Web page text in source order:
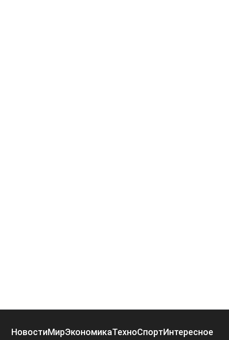
НовостиМирЭкономикаТехноСпортИнтересное